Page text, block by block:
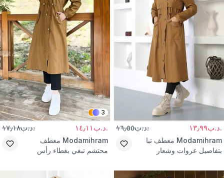
.د.ب١٣٫٩٩ .د.ب١٦٫٥٥
Modamihram معطف تبا
بتفاصيل عروات وشعار
3
.د.ب١٤٫١١ .د.ب١٧٫١٨
Modamihram معطف
محتشم تبغي بغطاء رأس